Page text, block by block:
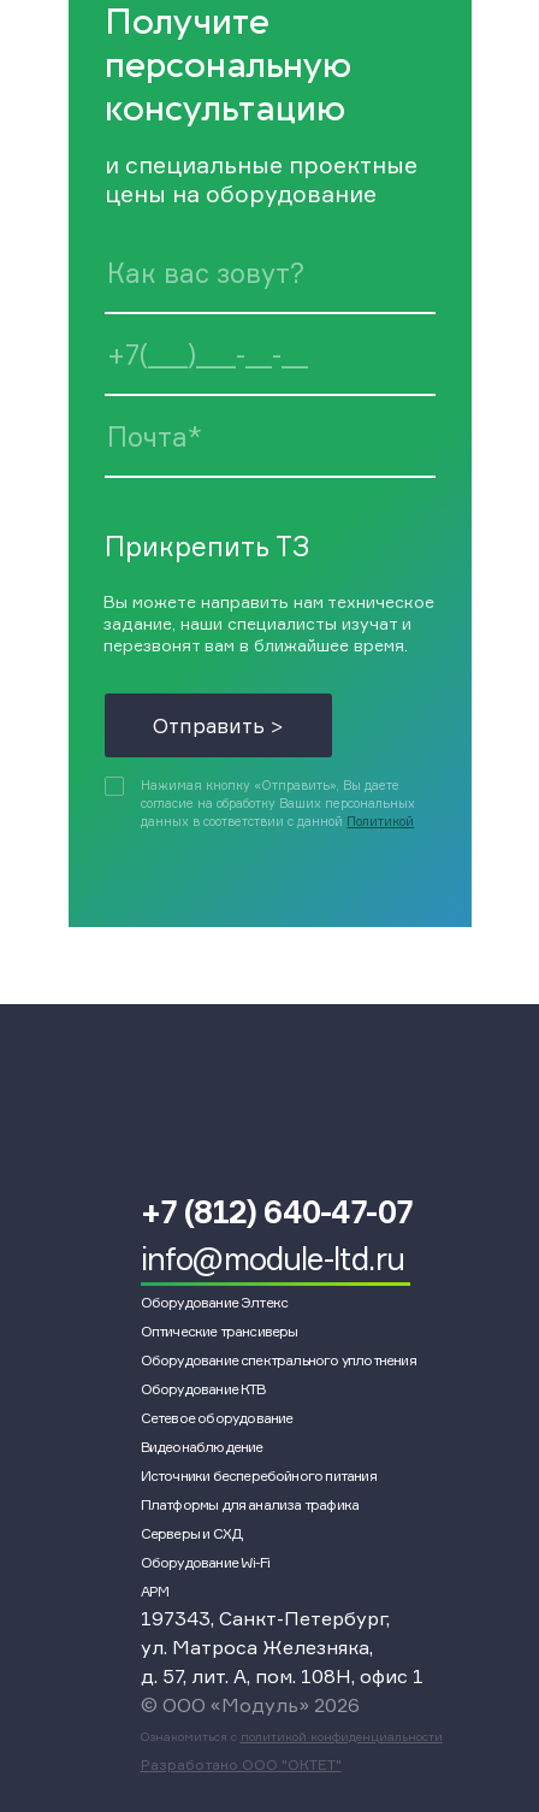
Получите
персональную
консультацию
и специальные проектные
цены на оборудование
Прикрепить ТЗ
Вы можете направить нам техническое
задание, наши специалисты изучат и
перезвонят вам в ближайшее время.
Отправить >
Нажимая кнопку «Отправить», Вы даете
согласие на обработку Ваших персональных
данных в соответствии с данной Политикой
+7 (812) 640-47-07
info@module-ltd.ru
Оборудование Элтекс
Оптические трансиверы
Оборудование спектрального уплотнения
Оборудование КТВ
Сетевое оборудование
Видеонаблюдение
Источники бесперебойного питания
Платформы для анализа трафика
Серверы и СХД
Оборудование Wi-Fi
АРМ
197343, Санкт-Петербург,
ул. Матроса Железняка,
д. 57, лит. А, пом. 108Н, офис 1
© ООО «Модуль» 2026
Ознакомиться с политикой конфиденциальности
Разработано ООО "ОКТЕТ"